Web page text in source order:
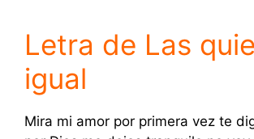
Letra de Las
igual
Mira mi amor por primera vez te